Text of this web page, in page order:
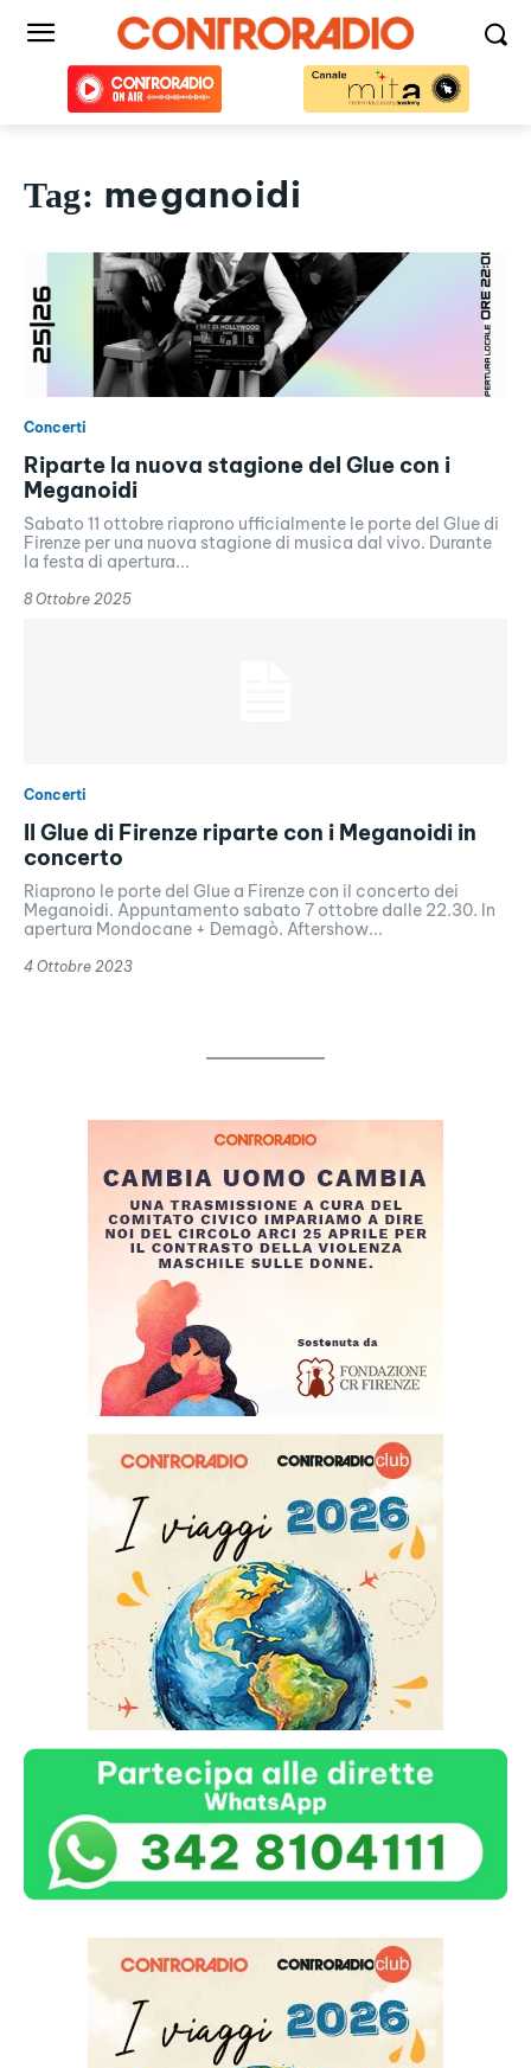
Tag: meganoidi
Concerti
Riparte la nuova stagione del Glue con i
Meganoidi
Sabato 11 ottobre riaprono ufficialmente le porte del Glue di
Firenze per una nuova stagione di musica dal vivo. Durante
la festa di apertura...
8 Ottobre 2025
Concerti
Il Glue di Firenze riparte con i Meganoidi in
concerto
Riaprono le porte del Glue a Firenze con il concerto dei
Meganoidi. Appuntamento sabato 7 ottobre dalle 22.30. In
apertura Mondocane + Demagò. Aftershow...
4 Ottobre 2023